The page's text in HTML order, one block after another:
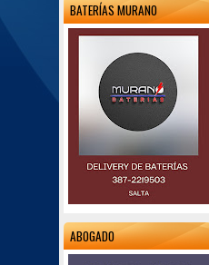
BATERÍAS MURANO
ABOGADO